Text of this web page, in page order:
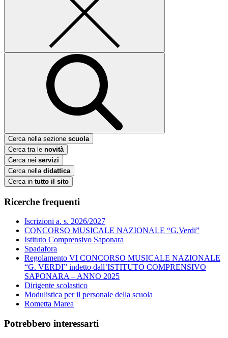
Cerca nella sezione scuola
Cerca tra le novità
Cerca nei servizi
Cerca nella didattica
Cerca in tutto il sito
Ricerche frequenti
Iscrizioni a. s. 2026/2027
CONCORSO MUSICALE NAZIONALE “G.Verdi”
Istituto Comprensivo Saponara
Spadafora
Regolamento VI CONCORSO MUSICALE NAZIONALE
“G. VERDI” indetto dall’ISTITUTO COMPRENSIVO
SAPONARA – ANNO 2025
Dirigente scolastico
Modulistica per il personale della scuola
Rometta Marea
Potrebbero interessarti